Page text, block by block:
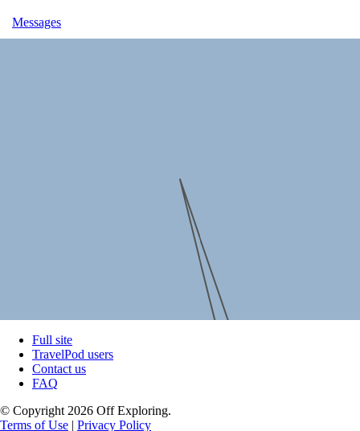
Messages
Full site
TravelPod users
Contact us
FAQ
© Copyright 2026 Off Exploring.
Terms of Use | Privacy Policy